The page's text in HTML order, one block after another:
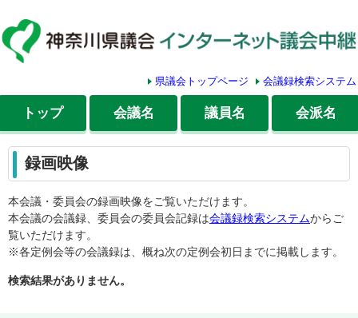
県議会トップページ 会議録検索システム
トップ 会議名 議員名 会派名
録画映像
本会議・委員会の録画映像をご覧いただけます。
本会議の会議録、委員会の委員会記録は会議録検索システムからご
覧いただけます。
※各定例会等の会議録は、概ね次の定例会初日までに掲載します。
検索結果がありません。